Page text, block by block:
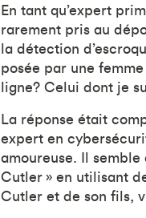
En tant qu’expert
rarement pris au
la détection
posée par une
ligne? Celui dont je
La réponse était
expert en
amoureuse. Il
Cutler » en utilisant
Cutler et de son fils,